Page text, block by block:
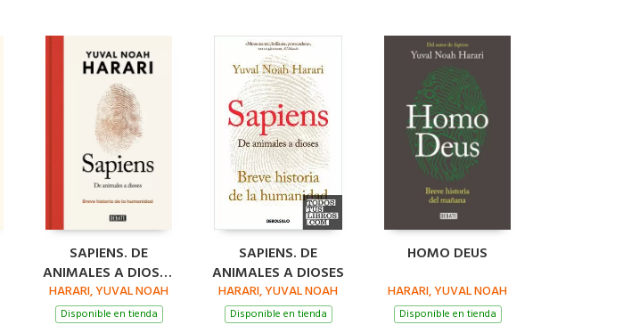
SAPIENS. DE
ANIMALES A DIOSES
(EDICIÓN ESPECIAL
10º ANIVERSARIO)
HARARI, YUVAL NOAH
Disponible en tienda
SAPIENS. DE
ANIMALES A DIOSES
HARARI, YUVAL NOAH
Disponible en tienda
HOMO DEUS
HARARI, YUVAL NOAH
Disponible en tienda